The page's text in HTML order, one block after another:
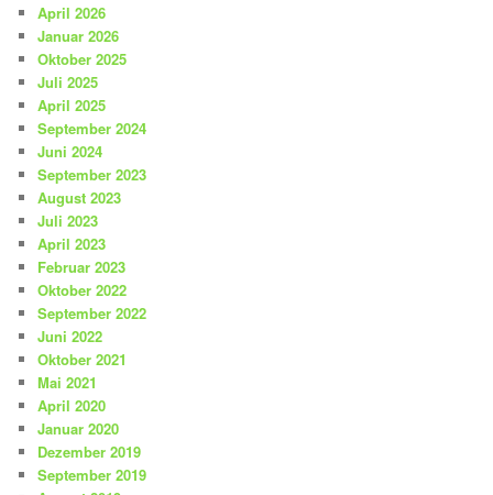
April 2026
Januar 2026
Oktober 2025
Juli 2025
April 2025
September 2024
Juni 2024
September 2023
August 2023
Juli 2023
April 2023
Februar 2023
Oktober 2022
September 2022
Juni 2022
Oktober 2021
Mai 2021
April 2020
Januar 2020
Dezember 2019
September 2019